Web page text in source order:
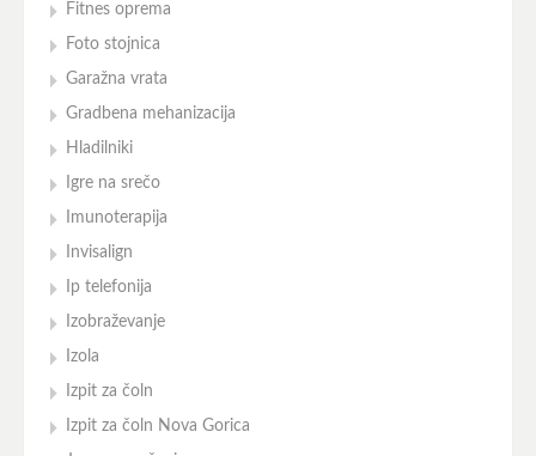
Fitnes oprema
Foto stojnica
Garažna vrata
Gradbena mehanizacija
Hladilniki
Igre na srečo
Imunoterapija
Invisalign
Ip telefonija
Izobraževanje
Izola
Izpit za čoln
Izpit za čoln Nova Gorica